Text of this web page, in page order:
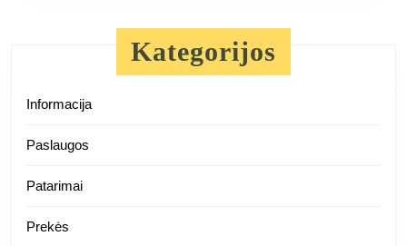
Kategorijos
Informacija
Paslaugos
Patarimai
Prekės